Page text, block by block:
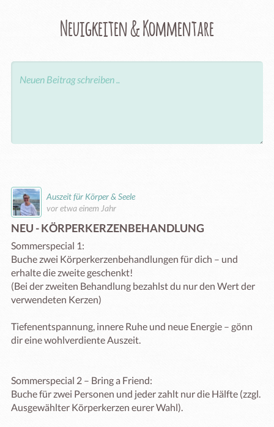
Neuigkeiten & Kommentare
Auszeit für Körper & Seele
vor etwa einem Jahr
NEU - KÖRPERKERZENBEHANDLUNG
Sommerspecial 1:
Buche zwei Körperkerzenbehandlungen für dich – und
erhalte die zweite geschenkt!
(Bei der zweiten Behandlung bezahlst du nur den Wert der
verwendeten Kerzen)
Tiefenentspannung, innere Ruhe und neue Energie – gönn
dir eine wohlverdiente Auszeit.
Sommerspecial 2 – Bring a Friend:
Buche für zwei Personen und jeder zahlt nur die Hälfte (zzgl.
Ausgewählter Körperkerzen eurer Wahl).